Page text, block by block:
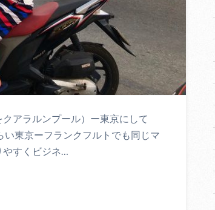
アラルンプール）ー東京にして
東京ーフランクフルトでも同じマ
やすくビジネ…